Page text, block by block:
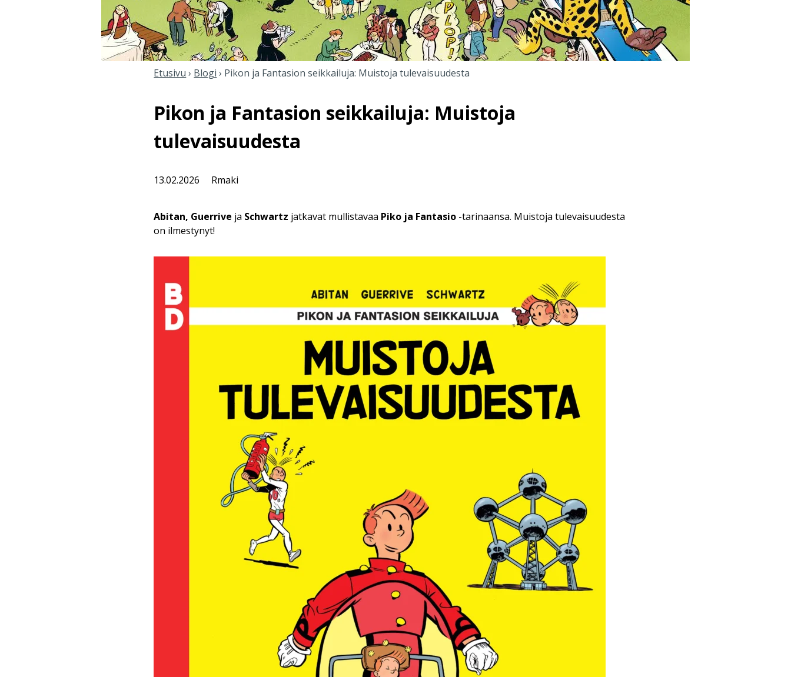
Etusivu › Blogi › Pikon ja Fantasion seikkailuja: Muistoja tulevaisuudesta
Pikon ja Fantasion seikkailuja: Muistoja
tulevaisuudesta
13.02.2026 Rmaki
Abitan, Guerrive ja Schwartz jatkavat mullistavaa Piko ja Fantasio -tarinaansa. Muistoja tulevaisuudesta
on ilmestynyt!